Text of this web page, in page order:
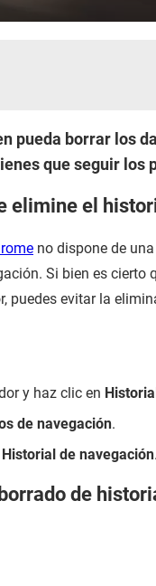
pueda borrar los
que seguir los
elimine el
no dispone de
Si bien es cierto
puedes evitar la
y haz clic en
de navegación.
Historial de navegación.
de